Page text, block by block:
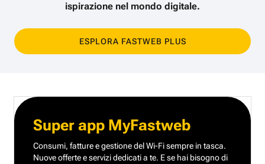
ispirazione nel mondo digitale.
ESPLORA FASTWEB PLUS
Super app MyFastweb
Consumi, fatture e gestione del Wi-Fi sempre in tasca.
Nuove offerte e servizi dedicati a te. E se hai bisogno di